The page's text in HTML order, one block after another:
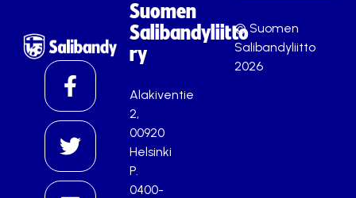
Suomen
Salibandyliitto
ry
Alakiventie
2,
00920
Helsinki
P.
0400-
© Suomen
Salibandyliitto
2026